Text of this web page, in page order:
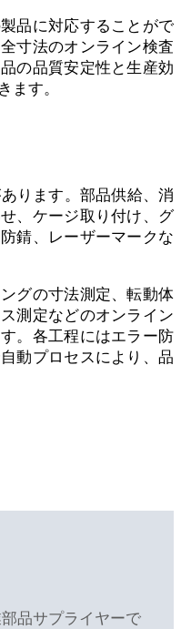
品に対応することがで
寸法のオンライン検査
の品質安定性と生産効
ます。
ります。部品供給、消
、ケージ取り付け、グ
錆、レーザーマークな
グの寸法測定、転動体
測定などのオンライン
。各工程にはエラー防
動プロセスにより、品
品サプライヤーで